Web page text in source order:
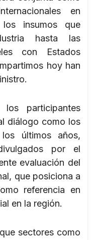
en
los insumos que
hasta las
con Estados
hoy han
participantes
diálogo como los
últimos años,
por el
evaluación del
que posiciona a
referencia en
en la región.
sectores como